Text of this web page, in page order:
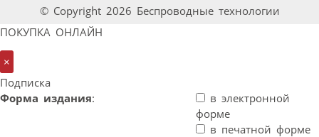
© Copyright 2026 Беспроводные технологии
ПОКУПКА ОНЛАЙН
×
Подписка
Форма издания:
в электронной
форме
в печатной форме